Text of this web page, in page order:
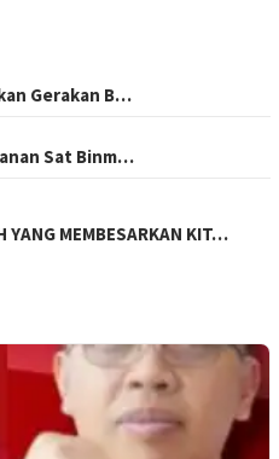
Gerakan B…
Sat Binm…
YANG MEMBESARKAN KIT…